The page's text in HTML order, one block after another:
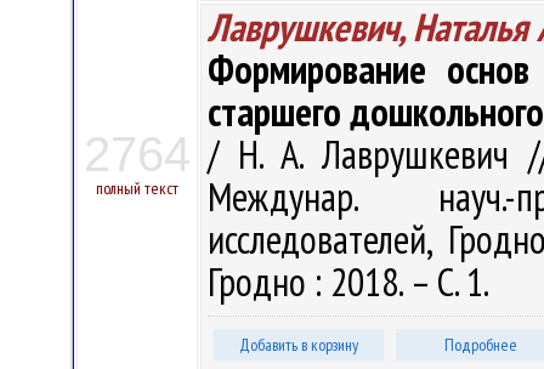
2764
полный текст
Лаврушкевич, Наталья
Формирование
старшего
/ Н. А. Лаврушкевич
Междунар. науч.-
исследователей,
Гродно : 2018. – С. 1.
Добавить в корзину Подробнее